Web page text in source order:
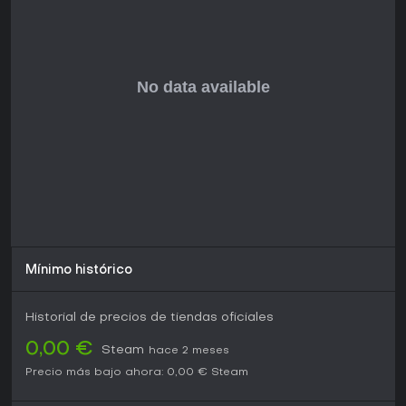
ingresos aumentan progresivamente la capacidad de
sencillos y una presentación encantadora, ideal para
exploración y mantenimiento del rancho, aunque algunos
horas. El juego sigue totalmente soportado en PC sin
Mínimo histórico
Historial de precios de tiendas oficiales
0,00 € Steam
hace 2 meses
Precio más bajo ahora: 0,00 € Steam